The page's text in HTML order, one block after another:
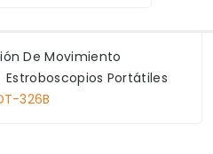
De Movimiento
Estroboscopios Portátiles
326B